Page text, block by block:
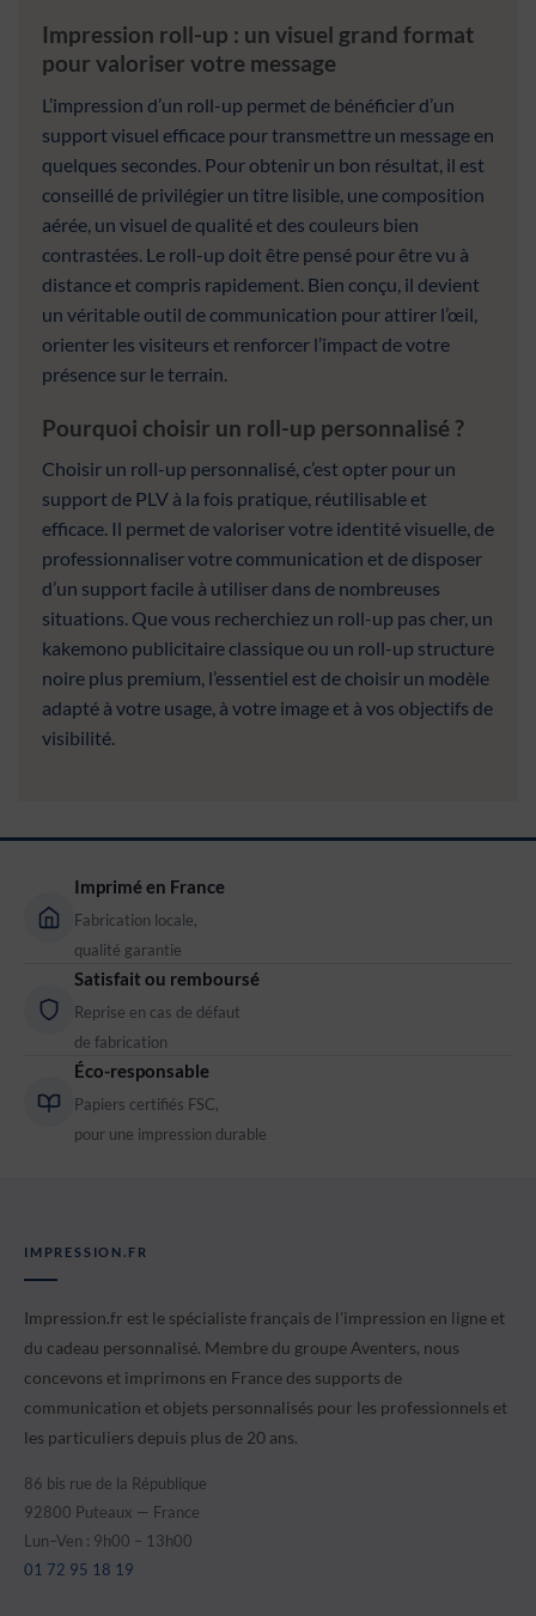
Impression roll-up : un visuel grand format
pour valoriser votre message
L’impression d’un roll-up permet de bénéficier d’un
support visuel efficace pour transmettre un message en
quelques secondes. Pour obtenir un bon résultat, il est
conseillé de privilégier un titre lisible, une composition
aérée, un visuel de qualité et des couleurs bien
contrastées. Le roll-up doit être pensé pour être vu à
distance et compris rapidement. Bien conçu, il devient
un véritable outil de communication pour attirer l’œil,
orienter les visiteurs et renforcer l’impact de votre
présence sur le terrain.
Pourquoi choisir un roll-up personnalisé ?
Choisir un roll-up personnalisé, c’est opter pour un
support de PLV à la fois pratique, réutilisable et
efficace. Il permet de valoriser votre identité visuelle, de
professionnaliser votre communication et de disposer
d’un support facile à utiliser dans de nombreuses
situations. Que vous recherchiez un roll-up pas cher, un
kakemono publicitaire classique ou un roll-up structure
noire plus premium, l’essentiel est de choisir un modèle
adapté à votre usage, à votre image et à vos objectifs de
visibilité.
Imprimé en France
Fabrication locale,
qualité garantie
Satisfait ou remboursé
Reprise en cas de défaut
de fabrication
Éco-responsable
Papiers certifiés FSC,
pour une impression durable
IMPRESSION.FR
Impression.fr est le spécialiste français de l'impression en ligne et
du cadeau personnalisé. Membre du groupe Aventers, nous
concevons et imprimons en France des supports de
communication et objets personnalisés pour les professionnels et
les particuliers depuis plus de 20 ans.
86 bis rue de la République
92800 Puteaux — France
Lun–Ven : 9h00 – 13h00
01 72 95 18 19